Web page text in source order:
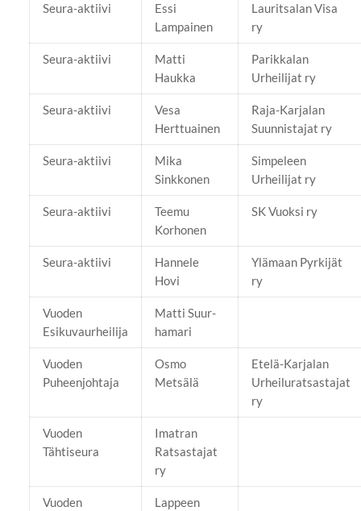
Seura-aktiivi
Essi
Lampainen
Lauritsalan Visa
ry
Seura-aktiivi
Matti
Haukka
Parikkalan
Urheilijat ry
Seura-aktiivi
Vesa
Herttuainen
Raja-Karjalan
Suunnistajat ry
Seura-aktiivi
Mika
Sinkkonen
Simpeleen
Urheilijat ry
Seura-aktiivi
Teemu
Korhonen
SK Vuoksi ry
Seura-aktiivi
Hannele
Hovi
Ylämaan Pyrkijät
ry
Vuoden
Esikuvaurheilija
Matti Suur-
hamari
Vuoden
Puheenjohtaja
Osmo
Metsälä
Etelä-Karjalan
Urheiluratsastajat
ry
Vuoden
Tähtiseura
Imatran
Ratsastajat
ry
Vuoden
Lappeen